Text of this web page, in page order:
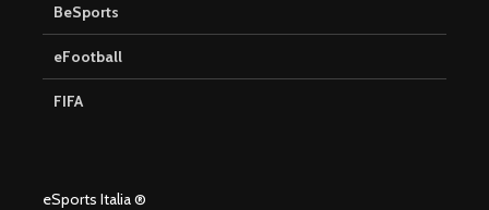
BeSports
eFootball
FIFA
eSports Italia ®